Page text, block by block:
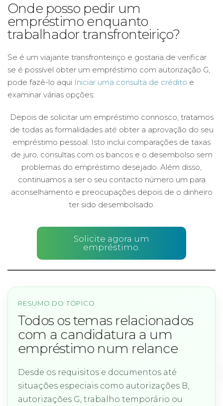
Onde posso pedir um
empréstimo enquanto
trabalhador transfronteiriço?
Se é um viajante transfronteiriço e gostaria de verificar
se é possível obter um empréstimo com autorização G,
pode fazê-lo aqui Iniciar uma consulta de crédito e
examinar várias opções:
Depois de solicitar um empréstimo connosco, tratamos
de todas as formalidades até obter a aprovação do seu
empréstimo pessoal. Isto inclui comparações de taxas
de juro, consultas com os bancos e o desembolso sem
problemas do empréstimo desejado. Além disso,
continuamos a ser o seu contacto número um para
aconselhamento e preocupações depois de o dinheiro
ter sido desembolsado.
Solicite agora um
empréstimo.
RESUMO DO TÓPICO
Todos os temas relacionados
com a candidatura a um
empréstimo num relance
Desde os requisitos e documentos até
situações especiais como autorizações B,
autorizações G, trabalho temporário ou